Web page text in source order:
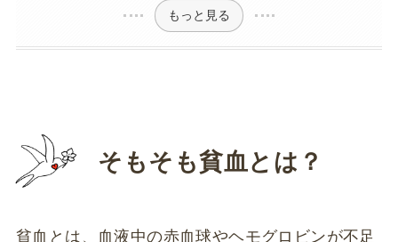
もっと見る
そもそも貧血とは？
貧血とは、血液中の赤血球やヘモグロビンが不足